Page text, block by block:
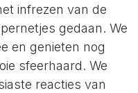
infrezen van de
gedaan. We
en genieten nog
sfeerhaard. We
reacties van